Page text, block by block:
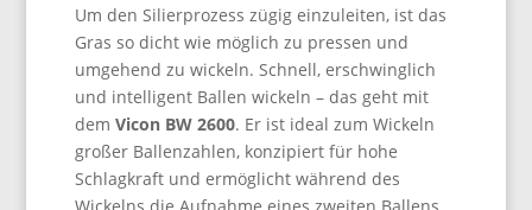
Um den Silierprozess zügig einzuleiten, ist das
Gras so dicht wie möglich zu pressen und
umgehend zu wickeln. Schnell, erschwinglich
und intelligent Ballen wickeln – das geht mit
dem Vicon BW 2600. Er ist ideal zum Wickeln
großer Ballenzahlen, konzipiert für hohe
Schlagkraft und ermöglicht während des